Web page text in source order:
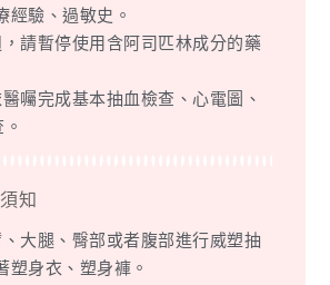
經驗、過敏史。
請暫停使用含阿司匹林成分的藥
囑完成基本抽血檢查、心電圖、
知
大腿、臀部或者腹部進行威塑抽
塑身衣、塑身褲。